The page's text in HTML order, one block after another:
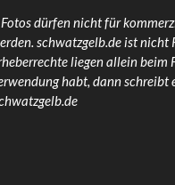
dürfen nicht für
schwatzgelb.de ist nicht
liegen allein beim
habt, dann schreibt